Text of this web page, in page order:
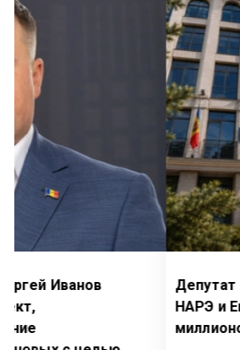
Депутат Нашей Партии
НАРЭ и Energocom
миллионов леев на аренду